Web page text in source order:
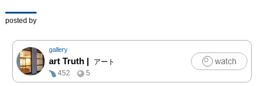
posted by
gallery
art Truth |
アート
452
5